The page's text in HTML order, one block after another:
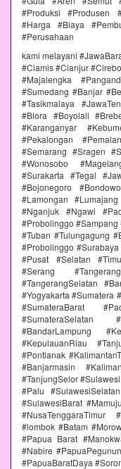
#Produksi #Produsen
#Harga #Biaya
#Perusahaan
kami melayani
#Ciamis #Cianjur
#Majalengka
#Sumedang #Banjar
#Tasikmalaya
#Blora #Boyolali
#Karanganyar
#Pekalongan
#Semarang #Sragen
#Wonosobo
#Surakarta #Tegal
#Bojonegoro
#Lamongan
#Nganjuk #Ngawi
#Probolinggo
#Tuban #Tulungagung
#Probolinggo
#Pusat #Selatan
#Serang
#TangerangSelatan
#Yogyakarta #Sumatera
#SumateraBarat
#SumateraSelatan
#BandarLampung
#KepulauanRiau
#Pontianak
#Banjarmasin
#TanjungSelor
#Palu
#SulawesiBarat
#NusaTenggaraTimur
#lombok #Batam
#Papua Barat
#Nabire
#PapuaBaratDaya